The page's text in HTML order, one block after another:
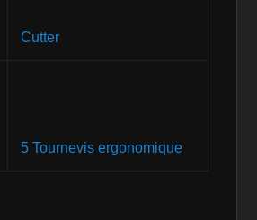
Cutter
5 Tournevis ergonomique